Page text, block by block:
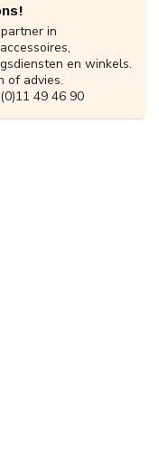
in
en winkels.
of advies.
49 46 90